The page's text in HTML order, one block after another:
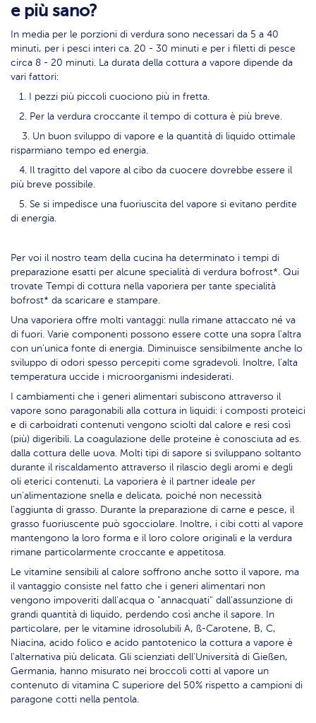
e più sano?
In media per le porzioni di verdura sono necessari da 5 a 40
minuti, per i pesci interi ca. 20 - 30 minuti e per i filetti di pesce
circa 8 - 20 minuti. La durata della cottura a vapore dipende da
vari fattori:
1. I pezzi più piccoli cuociono più in fretta.
2. Per la verdura croccante il tempo di cottura è più breve.
3. Un buon sviluppo di vapore e la quantità di liquido ottimale
risparmiano tempo ed energia.
4. Il tragitto del vapore al cibo da cuocere dovrebbe essere il
più breve possibile.
5. Se si impedisce una fuoriuscita del vapore si evitano perdite
di energia.
Per voi il nostro team della cucina ha determinato i tempi di
preparazione esatti per alcune specialità di verdura bofrost*. Qui
trovate Tempi di cottura nella vaporiera per tante specialità
bofrost* da scaricare e stampare.
Una vaporiera offre molti vantaggi: nulla rimane attaccato né va
di fuori. Varie componenti possono essere cotte una sopra l'altra
con un'unica fonte di energia. Diminuisce sensibilmente anche lo
sviluppo di odori spesso percepiti come sgradevoli. Inoltre, l'alta
temperatura uccide i microorganismi indesiderati.
I cambiamenti che i generi alimentari subiscono attraverso il
vapore sono paragonabili alla cottura in liquidi: i composti proteici
e di carboidrati contenuti vengono sciolti dal calore e resi così
(più) digeribili. La coagulazione delle proteine è conosciuta ad es.
dalla cottura delle uova. Molti tipi di sapore si sviluppano soltanto
durante il riscaldamento attraverso il rilascio degli aromi e degli
oli eterici contenuti. La vaporiera è il partner ideale per
un'alimentazione snella e delicata, poiché non necessità
l'aggiunta di grasso. Durante la preparazione di carne e pesce, il
grasso fuoriuscente può sgocciolare. Inoltre, i cibi cotti al vapore
mantengono la loro forma e il loro colore originali e la verdura
rimane particolarmente croccante e appetitosa.
Le vitamine sensibili al calore soffrono anche sotto il vapore, ma
il vantaggio consiste nel fatto che i generi alimentari non
vengono impoveriti dall'acqua o "annacquati" dall'assunzione di
grandi quantità di liquido, perdendo così anche il sapore. In
particolare, per le vitamine idrosolubili A, ß-Carotene, B, C,
Niacina, acido folico e acido pantotenico la cottura a vapore è
l'alternativa più delicata. Gli scienziati dell'Università di Gießen,
Germania, hanno misurato nei broccoli cotti al vapore un
contenuto di vitamina C superiore del 50% rispetto a campioni di
paragone cotti nella pentola.